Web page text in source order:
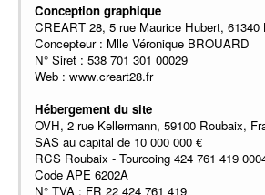
Conception graphique
CREART 28, 5 rue Maurice Hubert, 61340
Concepteur : Mlle Véronique BROUARD
N° Siret : 538 701 301 00029
Web : www.creart28.fr
Hébergement du site
OVH, 2 rue Kellermann, 59100 Roubaix,
SAS au capital de 10 000 000 €
RCS Roubaix - Tourcoing 424 761 419
Code APE 6202A
N° TVA : FR 22 424 761 419